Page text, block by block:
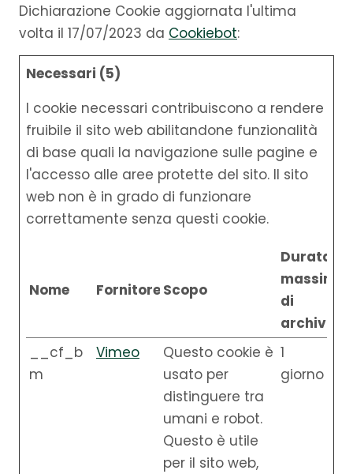
Dichiarazione Cookie aggiornata l'ultima
volta il 17/07/2023 da Cookiebot:
Necessari (5)
I cookie necessari contribuiscono a rendere
fruibile il sito web abilitandone funzionalità
di base quali la navigazione sulle pagine e
l'accesso alle aree protette del sito. Il sito
web non è in grado di funzionare
correttamente senza questi cookie.
Nome Fornitore Scopo
Durata
massima
di
__cf_b
m
Vimeo
Questo cookie è
usato per
distinguere tra
umani e robot.
Questo è utile
per il sito web,
1
giorno